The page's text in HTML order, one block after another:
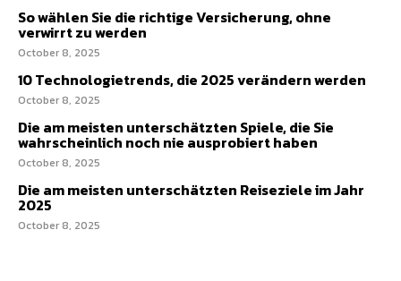
So wählen Sie die richtige Versicherung, ohne
verwirrt zu werden
October 8, 2025
10 Technologietrends, die 2025 verändern werden
October 8, 2025
Die am meisten unterschätzten Spiele, die Sie
wahrscheinlich noch nie ausprobiert haben
October 8, 2025
Die am meisten unterschätzten Reiseziele im Jahr
2025
October 8, 2025